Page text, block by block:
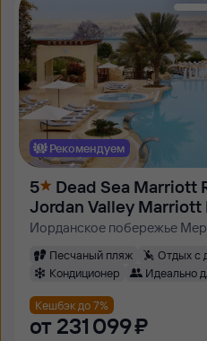
Рекомендуем
5
Dead Sea Marriott
Jordan Valley Marriott
Иорданское побережье
Песчаный пляж Отдых с
Кондиционер
Идеально
Кешбэк до 7%
от 231 ⁠099 ⁠₽